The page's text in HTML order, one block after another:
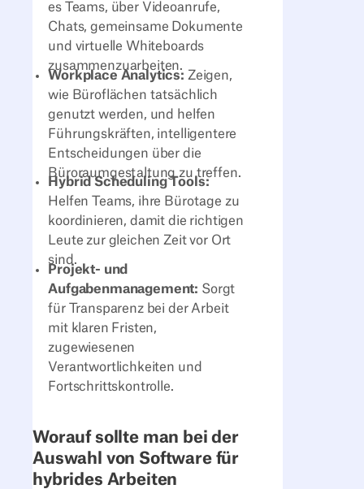
es Teams, über Videoanrufe,
Chats, gemeinsame Dokumente
und virtuelle Whiteboards
zusammenzuarbeiten.
Workplace Analytics: Zeigen,
wie Büroflächen tatsächlich
genutzt werden, und helfen
Führungskräften, intelligentere
Entscheidungen über die
Büroraumgestaltung zu treffen.
Hybrid Scheduling Tools:
Helfen Teams, ihre Bürotage zu
koordinieren, damit die richtigen
Leute zur gleichen Zeit vor Ort
sind.
Projekt- und
Aufgabenmanagement: Sorgt
für Transparenz bei der Arbeit
mit klaren Fristen,
zugewiesenen
Verantwortlichkeiten und
Fortschrittskontrolle.
Worauf sollte man bei der
Auswahl von Software für
hybrides Arbeiten